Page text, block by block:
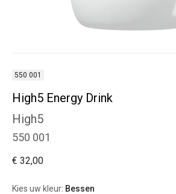
550 001
High5 Energy Drink
High5
550 001
€ 32,00
Kies uw kleur: Bessen